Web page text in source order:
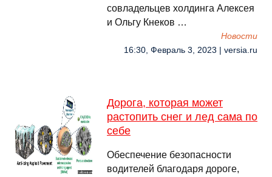
совладельцев холдинга Алексея
и Ольгу Кнеков …
Новости
16:30, Февраль 3, 2023 | versia.ru
Дорога, которая может
растопить снег и лед сама по
себе
Обеспечение безопасности
водителей благодаря дороге,